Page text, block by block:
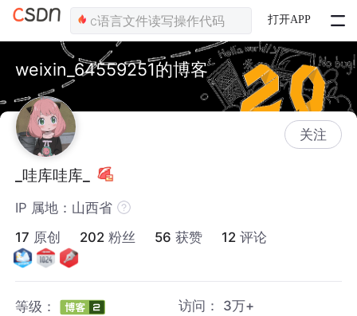
打开APP
weixin_64559251的博客
关注
_哇库哇库_
IP 属地：山西省
17 原创 202 粉丝 56 获赞 12 评论
等级： 访问： 3万+